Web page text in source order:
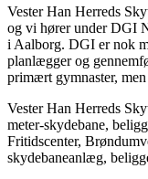
Vester Han Herreds
og vi hører under DGI
i Aalborg. DGI er nok
planlægger og
primært gymnaster,
Vester Han Herreds
meter-skydebane,
Fritidscenter,
skydebaneanlæg,